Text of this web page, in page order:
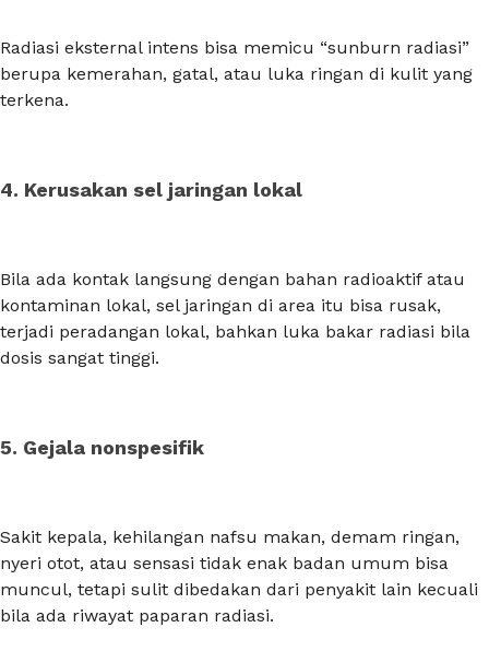
Radiasi eksternal intens bisa memicu “sunburn radiasi”
berupa kemerahan, gatal, atau luka ringan di kulit yang
terkena.
4. Kerusakan sel jaringan lokal
Bila ada kontak langsung dengan bahan radioaktif atau
kontaminan lokal, sel jaringan di area itu bisa rusak,
terjadi peradangan lokal, bahkan luka bakar radiasi bila
dosis sangat tinggi.
5. Gejala nonspesifik
Sakit kepala, kehilangan nafsu makan, demam ringan,
nyeri otot, atau sensasi tidak enak badan umum bisa
muncul, tetapi sulit dibedakan dari penyakit lain kecuali
bila ada riwayat paparan radiasi.